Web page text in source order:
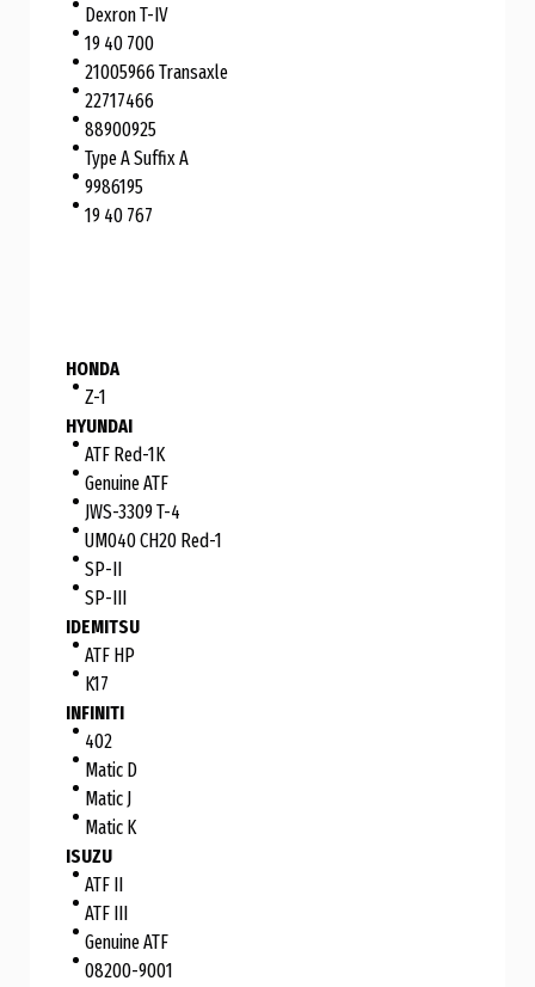
Dexron T-IV
19 40 700
21005966 Transaxle
22717466
88900925
Type A Suffix A
9986195
19 40 767
HONDA
Z-1
HYUNDAI
ATF Red-1K
Genuine ATF
JWS-3309 T-4
UM040 CH20 Red-1
SP-II
SP-III
IDEMITSU
ATF HP
K17
INFINITI
402
Matic D
Matic J
Matic K
ISUZU
ATF II
ATF III
Genuine ATF
08200-9001